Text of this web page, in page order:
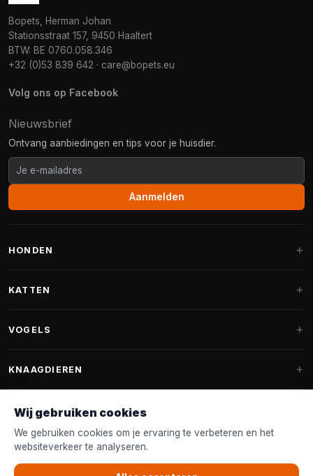
Bopets, Herman Johan
Stationsstraat 157, 9450 Haaltert
BTW: BE 0760.058.346
+32 (0)53 839 642 · care@bopets.eu
Volg ons op Facebook
Nieuwsbrief
Ontvang aanbiedingen en tips voor je huisdier.
Aanmelden
HONDEN
Fantail hondenmanden
Hondenspeelgoed
Halsband & Lijn
Shampoo & Verzorging
KATTEN
Krabpalen voor Maine Coon
Kattenmanden
VOGELS
Vogelvoer binnenvogels
Voederhuisjes
Nestkastjes & Nesting
Tuinvogelvoer
KNAAGDIEREN
Knaagdierenvoer
Accessoires
KLANTENSERVICE
Wij gebruiken cookies
We gebruiken cookies om je ervaring te verbeteren en het
websiteverkeer te analyseren.